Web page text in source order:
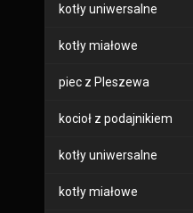
kotły uniwersalne
kotły miałowe
piec z Pleszewa
kocioł z podajnikiem
kotły uniwersalne
kotły miałowe